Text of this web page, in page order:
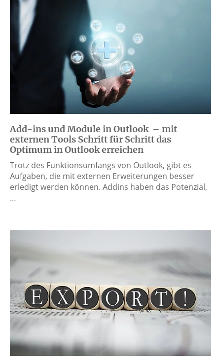
Add-ins und Module in Outlook – mit
externen Tools Schritt für Schritt das
Optimum in Outlook erreichen
Trotz des Funktionsumfangs von Outlook, gibt es
Aufgaben, die mit externen Erweiterungen besser
erledigt werden können. Addins haben das Potenzial,
…